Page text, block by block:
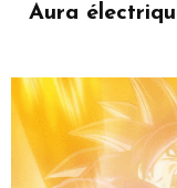
Aura